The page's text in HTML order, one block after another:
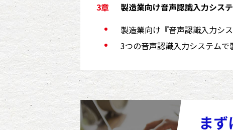
製造業向け音声認識入力シス
製造業向け『音声認識入力シ
3つの音声認識入力システム